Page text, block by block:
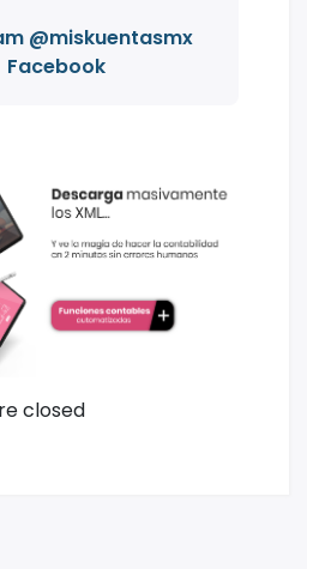
@miskuentasmx
Facebook
closed